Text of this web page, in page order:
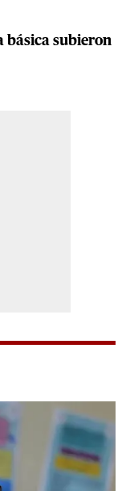
básica subieron